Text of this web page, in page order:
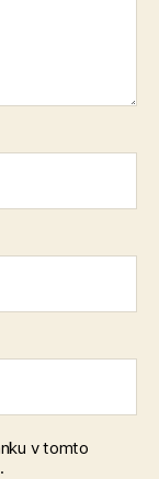
v tomto